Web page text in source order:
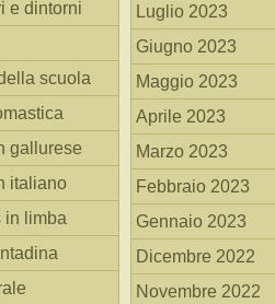
e dintorni
scuola
gallurese
italiano
in limba
Luglio 2023
Giugno 2023
Maggio 2023
Aprile 2023
Marzo 2023
Febbraio 2023
Gennaio 2023
Dicembre 2022
Novembre 2022